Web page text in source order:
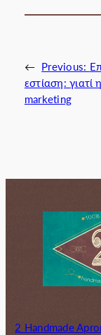
← Previous:
εστίαση: γιατί
marketing
2 Handmade